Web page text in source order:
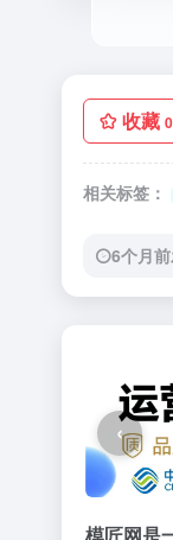
收藏 0
相关标签：
6个月
‹